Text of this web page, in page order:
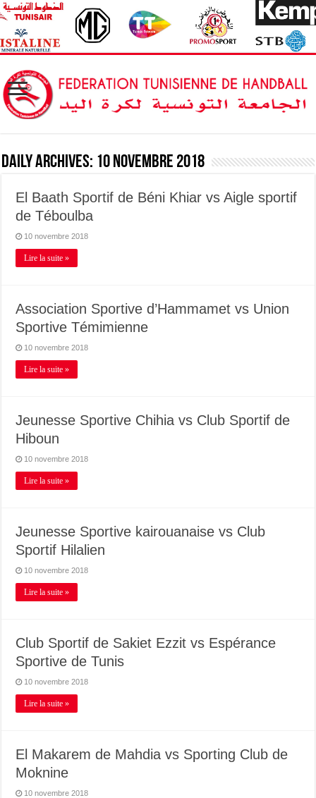
Daily Archives: 10 novembre 2018
El Baath Sportif de Béni Khiar vs Aigle sportif
de Téboulba
10 novembre 2018
Lire la suite »
Association Sportive d’Hammamet vs Union
Sportive Témimienne
10 novembre 2018
Lire la suite »
Jeunesse Sportive Chihia vs Club Sportif de
Hiboun
10 novembre 2018
Lire la suite »
Jeunesse Sportive kairouanaise vs Club
Sportif Hilalien
10 novembre 2018
Lire la suite »
Club Sportif de Sakiet Ezzit vs Espérance
Sportive de Tunis
10 novembre 2018
Lire la suite »
El Makarem de Mahdia vs Sporting Club de
Moknine
10 novembre 2018